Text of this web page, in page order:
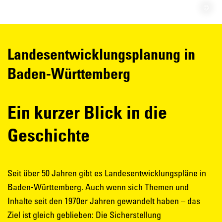
Landesentwicklungsplanung in
Baden-Württemberg
Ein kurzer Blick in die
Geschichte
Seit über 50 Jahren gibt es Landesentwicklungspläne in
Baden-Württemberg. Auch wenn sich Themen und
Inhalte seit den 1970er Jahren gewandelt haben – das
Ziel ist gleich geblieben: Die Sicherstellung